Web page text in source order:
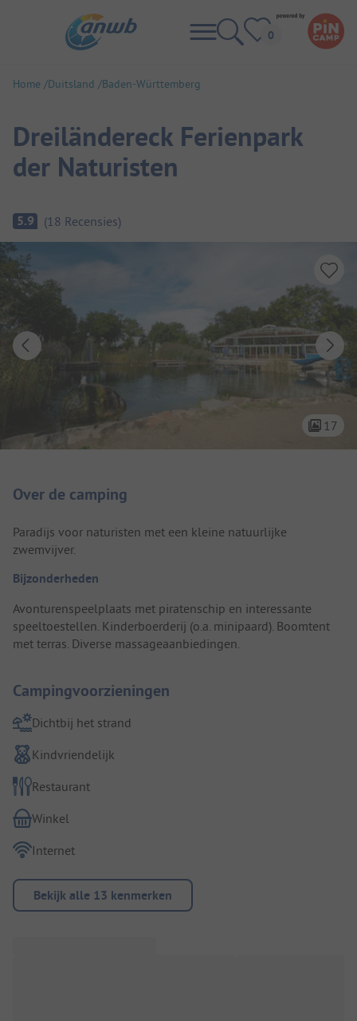
Home Duitsland Baden-Württemberg
Dreiländereck Ferienpark
der Naturisten
Camping overzicht
5.9 (18 Recensies)
17
Over de camping
Paradijs voor naturisten met een kleine natuurlijke
zwemvijver.
Bijzonderheden
Avonturenspeelplaats met piratenschip en interessante
speeltoestellen. Kinderboerderij (o.a. minipaard). Boomtent
met terras. Diverse massageaanbiedingen.
Campingvoorzieningen
Dichtbij het strand
Kindvriendelijk
Restaurant
Winkel
Internet
Bekijk alle 13 kenmerken